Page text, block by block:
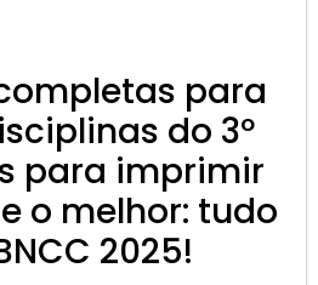
para
do 3º
para imprimir
o melhor: tudo
2025!